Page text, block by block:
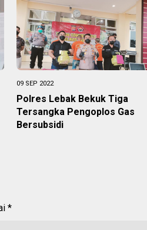
09 SEP 2022
Polres Lebak Bekuk Tiga
Tersangka Pengoplos Gas
Bersubsidi
*